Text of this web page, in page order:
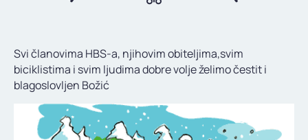
REZULTATI
TIJELA HBS-A
DOKUMENTI
LINKOVI
Svi članovima HBS-a, njihovim obiteljima,svim
biciklistima i svim ljudima dobre volje želimo čestit i
blagoslovljen Božić